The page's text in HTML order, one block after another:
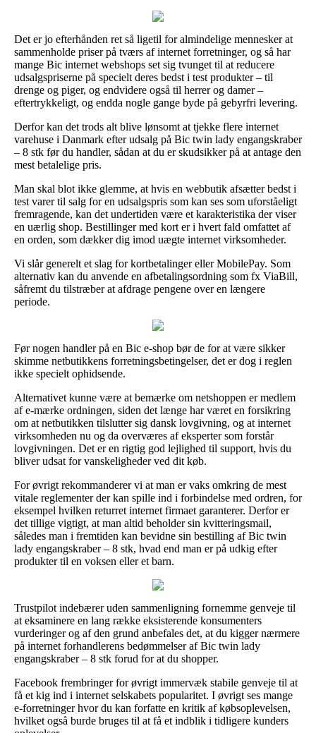
Det er jo efterhånden ret så ligetil for almindelige mennesker at
sammenholde priser på tværs af internet forretninger, og så har
mange Bic internet webshops set sig tvunget til at reducere
udsalgspriserne på specielt deres bedst i test produkter – til
drenge og piger, og endvidere også til herrer og damer –
eftertrykkeligt, og endda nogle gange byde på gebyrfri levering.
Derfor kan det trods alt blive lønsomt at tjekke flere internet
varehuse i Danmark efter udsalg på Bic twin lady engangskraber
– 8 stk før du handler, sådan at du er skudsikker på at antage den
mest betalelige pris.
Man skal blot ikke glemme, at hvis en webbutik afsætter bedst i
test varer til salg for en udsalgspris som kan ses som uforståeligt
fremragende, kan det undertiden være et karakteristika der viser
en uærlig shop. Bestillinger med kort er i hvert fald omfattet af
en orden, som dækker dig imod uægte internet virksomheder.
Vi slår generelt et slag for kortbetalinger eller MobilePay. Som
alternativ kan du anvende en afbetalingsordning som fx ViaBill,
såfremt du tilstræber at afdrage pengene over en længere
periode.
Før nogen handler på en Bic e-shop bør de for at være sikker
skimme netbutikkens forretningsbetingelser, det er dog i reglen
ikke specielt ophidsende.
Alternativet kunne være at bemærke om netshoppen er medlem
af e-mærke ordningen, siden det længe har været en forsikring
om at netbutikken tilslutter sig dansk lovgivning, og at internet
virksomheden nu og da overværes af eksperter som forstår
lovgivningen. Det er en rigtig god lejlighed til support, hvis du
bliver udsat for vanskeligheder ved dit køb.
For øvrigt rekommanderer vi at man er vaks omkring de mest
vitale reglementer der kan spille ind i forbindelse med ordren, for
eksempel hvilken returret internet firmaet garanterer. Derfor er
det tillige vigtigt, at man altid beholder sin kvitteringsmail,
således man i fremtiden kan bevidne sin bestilling af Bic twin
lady engangskraber – 8 stk, hvad end man er på udkig efter
produkter til en voksen eller et barn.
Trustpilot indebærer uden sammenligning fornemme genveje til
at eksaminere en lang række eksisterende konsumenters
vurderinger og af den grund anbefales det, at du kigger nærmere
på internet forhandlerens bedømmelser af Bic twin lady
engangskraber – 8 stk forud for at du shopper.
Facebook frembringer for øvrigt immervæk stabile genveje til at
få et kig ind i internet selskabets popularitet. I øvrigt ses mange
e-forretninger hvor du kan forfatte en kritik af købsoplevelsen,
hvilket også burde bruges til at få et indblik i tidligere kunders